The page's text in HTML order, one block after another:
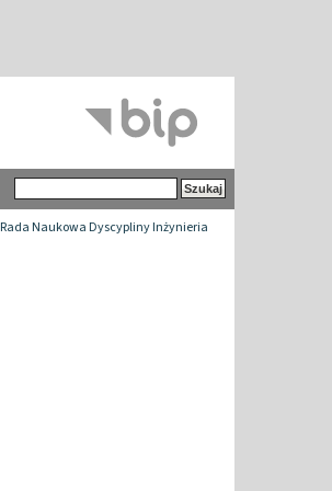
Rada Naukowa Dyscypliny Inżynieria